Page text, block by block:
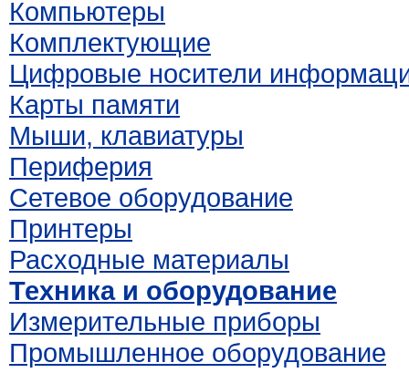
Компьютеры
Комплектующие
Цифровые носители
Карты памяти
Мыши, клавиатуры
Периферия
Сетевое оборудование
Принтеры
Расходные материалы
Техника и оборудование
Измерительные приборы
Промышленное оборудование